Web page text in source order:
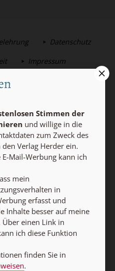
Datenschutz
Impressum
widerrufen
kündigen
oben
Stimmen der
und willige in die
zum Zweck des
Verlag Herder ein.
Mail-Werbung kann ich
mein
in
erfasst und
Inhalte besser auf meine
Über einen Link in
ich diese Funktion
finden Sie in
.